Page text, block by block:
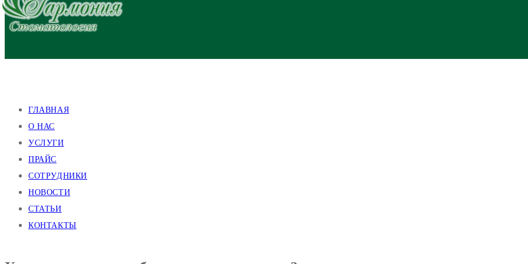
ГЛАВНАЯ
О НАС
УСЛУГИ
ПРАЙС
СОТРУДНИКИ
НОВОСТИ
СТАТЬИ
КОНТАКТЫ